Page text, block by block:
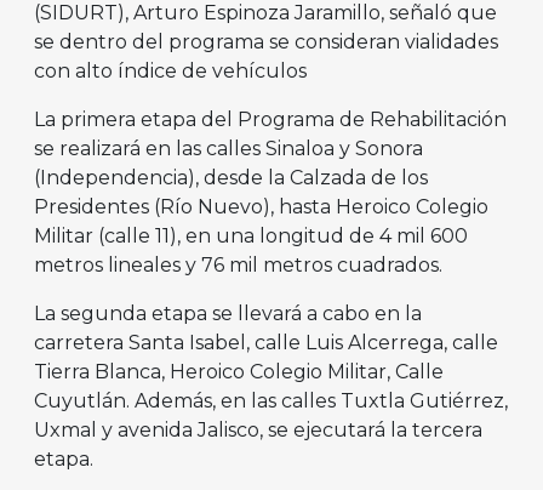
(SIDURT), Arturo Espinoza Jaramillo, señaló que
se dentro del programa se consideran vialidades
con alto índice de vehículos
La primera etapa del Programa de Rehabilitación
se realizará en las calles Sinaloa y Sonora
(Independencia), desde la Calzada de los
Presidentes (Río Nuevo), hasta Heroico Colegio
Militar (calle 11), en una longitud de 4 mil 600
metros lineales y 76 mil metros cuadrados.
La segunda etapa se llevará a cabo en la
carretera Santa Isabel, calle Luis Alcerrega, calle
Tierra Blanca, Heroico Colegio Militar, Calle
Cuyutlán. Además, en las calles Tuxtla Gutiérrez,
Uxmal y avenida Jalisco, se ejecutará la tercera
etapa.